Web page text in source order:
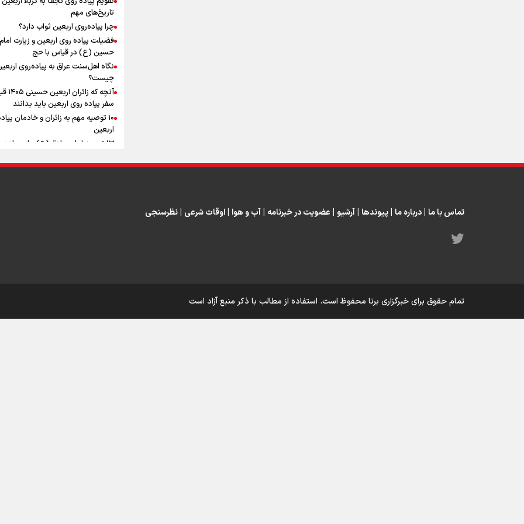
ماندگار شد
افزوده چقدر است؟
اینفوبرنا/ سقف معافیت مالیاتی
حقوق کارکنان دولت و
در بودجه ۱۴۰۵ چقدر است؟
اسلامی
تاریخ‌های مهم
چرا پیاده‌روی اربعین ثواب دارد؟
فضیلت پیاده روی اربعین و زیارت امام
حسین (ع) در قیاس با حج
نگاه اهل‌سنت عراق به پیاده‌روی
چیست؟
آنچه که
سفر پیاده روی اربعین باید بدانند
۱۰ توصیه مهم به زائران و خادمان
اربعین
۱۳ توصیه امام صادق (ع) برای
۲۰ توصیه کاربردی برای شرکت در
تماس با ما درباره ما پیوندها آرشیو عضویت در خبرنامه آب و هوا اوقات شرعی نظرسنجی
تمام حقوق برای خبرگزاری برنا محفوظ است. استفاده از مطالب با ذکر منبع آزاد است